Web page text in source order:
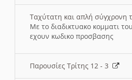
Ταχύτατη και απλή σύγχρονη
Με το διαδικτυακο κομματι
εχουν κωδικο προσβασης
Παρουσίες Τρίτης 12 - 3